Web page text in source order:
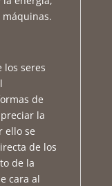
máquinas.
los seres
de
la
ello se
de los
de la
cara al